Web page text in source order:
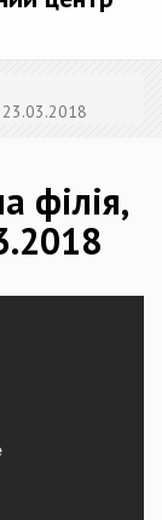
23.03.2018
філія,